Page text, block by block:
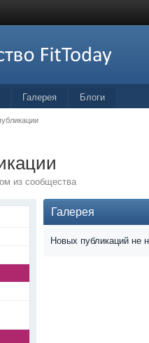
Галерея Блоги
из сообщества
Галерея
Новых публикаций не